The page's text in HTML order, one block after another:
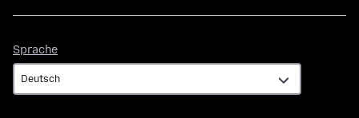
Sprache